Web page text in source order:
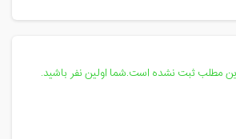
مطلب ثبت نشده است.شما اولین نفر باشید.